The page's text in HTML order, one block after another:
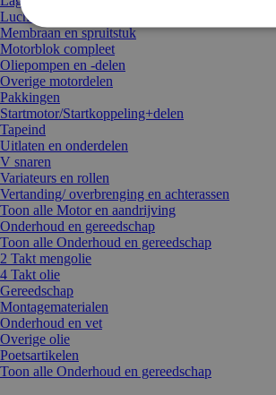
Luchtfilters
Membraan en spruitstuk
Motorblok compleet
Oliepompen en -delen
Overige motordelen
Pakkingen
Startmotor/Startkoppeling+delen
Tapeind
Uitlaten en onderdelen
V snaren
Variateurs en rollen
Vertanding/ overbrenging en achterassen
Toon alle Motor en aandrijving
Onderhoud en gereedschap
Toon alle Onderhoud en gereedschap
2 Takt mengolie
4 Takt olie
Gereedschap
Montagematerialen
Onderhoud en vet
Overige olie
Poetsartikelen
Toon alle Onderhoud en gereedschap